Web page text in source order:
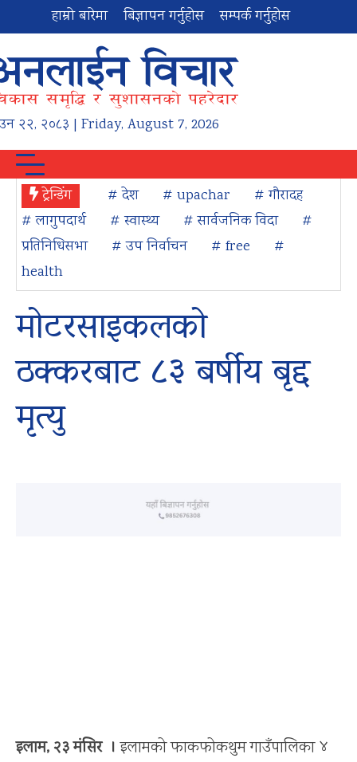
हाम्रो बारेमा बिज्ञापन गर्नुहोस सम्पर्क गर्नुहोस
२२, २०८३ | Friday, August 7, 2026
ट्रेन्डिंग # देश # upachar
# गौरादह
# लागुपदार्थ
# स्वास्थ्य # सार्वजनिक विदा
#
प्रतिनिधिसभा
# उप निर्वाचन # free
#
health
मोटरसाइकलको
ठक्करबाट ८३ बर्षीय बृद्द
मृत्यु
इलाम, २३ मंसिर । इलामको फाकफोकथुम गाउँपालिका ४